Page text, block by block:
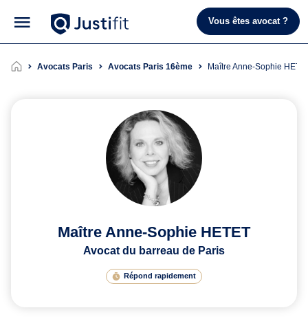
Vous êtes avocat ?
Avocats Paris Avocats Paris 16ème Maître Anne-Sophie
Maître Anne-Sophie HETET
Avocat du barreau de Paris
Répond rapidement